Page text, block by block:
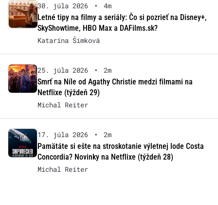
30. júla 2026 •
4m
Letné tipy na filmy a seriály: Čo si pozrieť na Disney+,
SkyShowtime, HBO Max a DAFilms.sk?
Katarína Šimková
25. júla 2026 •
2m
Smrť na Níle od Agathy Christie medzi filmami na
Netflixe (týždeň 29)
Michal Reiter
17. júla 2026 •
2m
Pamätáte si ešte na stroskotanie výletnej lode Costa
Concordia? Novinky na Netflixe (týždeň 28)
Michal Reiter